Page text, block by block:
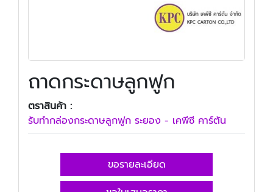
ถาดกระดาษลูกฟูก
ตราสินค้า :
รับทํากล่องกระดาษลูกฟูก ระยอง - เคพีซี คาร์ตัน
ขอรายละเอียด